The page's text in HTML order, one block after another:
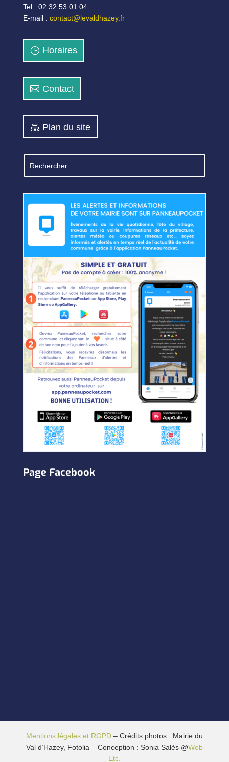
Tel : 02.32.53.01.04
E-mail : contact@levaldhazey.fr
Horaires
Contact
Plan du site
Page Facebook
Mentions légales et RGPD– Crédits photos : Mairie du
Val d’Hazey, Fotolia – Conception : Sonia Salès @Web
Etc.